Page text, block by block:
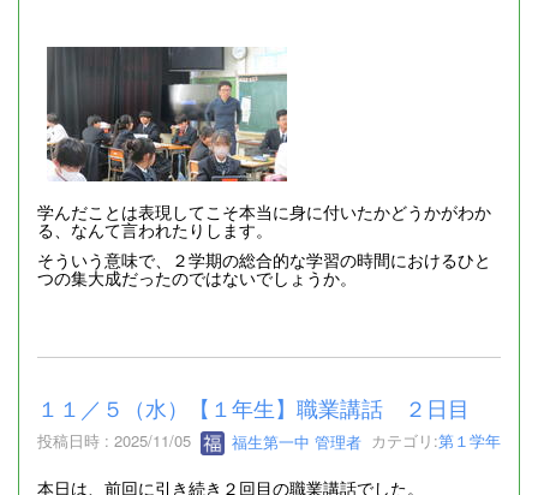
学んだことは表現してこそ本当に身に付いたかどうかがわか
る、なんて言われたりします。
そういう意味で、２学期の総合的な学習の時間におけるひと
つの集大成だったのではないでしょうか。
１１／５（水）【１年生】職業講話 ２日目
投稿日時 : 2025/11/05 福生第一中 管理者 カテゴリ:第１学年
本日は、前回に引き続き２回目の職業講話でした。